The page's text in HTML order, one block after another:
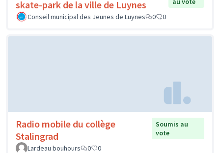
skate-park de la ville de Luynes
Conseil municipal des Jeunes de Luynes
0 0
Radio mobile du collège
Stalingrad
Soumis au
vote
Lardeau bouhours
0 0